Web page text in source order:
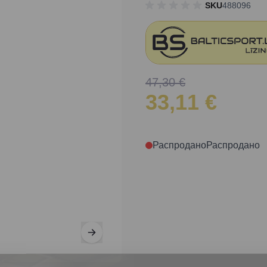
SKU488096
47,30 €
33,11 €
РаспроданоРаспродано